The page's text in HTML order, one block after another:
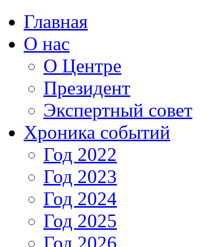
Главная
О нас
О Центре
Президент
Экспертный совет
Хроника событий
Год 2022
Год 2023
Год 2024
Год 2025